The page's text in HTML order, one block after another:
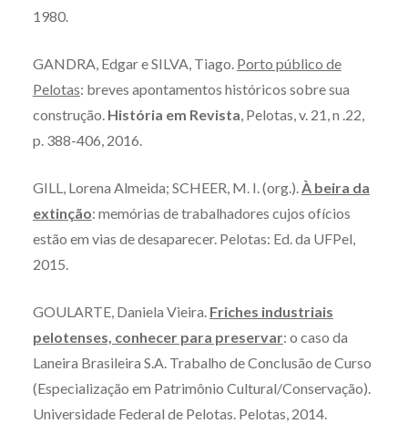
1980.
GANDRA, Edgar e SILVA, Tiago. Porto público de
Pelotas: breves apontamentos históricos sobre sua
construção. História em Revista, Pelotas, v. 21, n .22,
p. 388-406, 2016.
GILL, Lorena Almeida; SCHEER, M. I. (org.).À beira da
extinção: memórias de trabalhadores cujos ofícios
estão em vias de desaparecer. Pelotas: Ed. da UFPel,
2015.
GOULARTE, Daniela Vieira. Friches industriais
pelotenses, conhecer para preservar: o caso da
Laneira Brasileira S.A. Trabalho de Conclusão de Curso
(Especialização em Patrimônio Cultural/Conservação).
Universidade Federal de Pelotas. Pelotas, 2014.